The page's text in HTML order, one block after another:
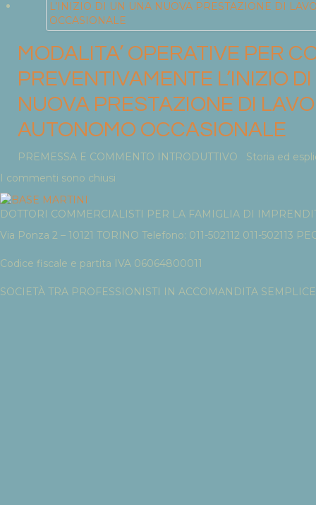
MODALITA’ OPERATIVE PER
PREVENTIVAMENTE L’INIZIO
NUOVA PRESTAZIONE DI
AUTONOMO OCCASIONALE
PREMESSA E COMMENTO INTRODUTTIVO Storia ed
I commenti sono chiusi
DOTTORI COMMERCIALISTI PER LA FAMIGLIA DI
Via Ponza 2 – 10121 TORINO Telefono: 011-502112 011-502113
Codice fiscale e partita IVA 06064800011
SOCIETÀ TRA PROFESSIONISTI IN ACCOMANDITA SEMPLICE